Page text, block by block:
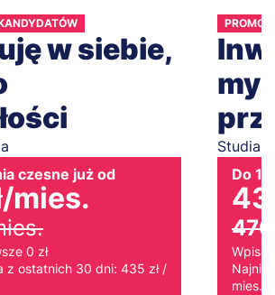
w siebie,
czesne już od
/mies.
0 zł
z ostatnich 30 dni: 435 zł /
Studia
Do
470
mies.